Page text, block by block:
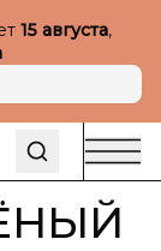
15 августа,